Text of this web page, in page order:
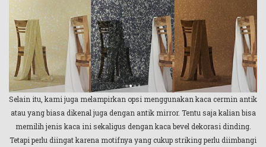
Selain itu, kami juga melampirkan opsi menggunakan kaca cermin antik
atau yang biasa dikenal juga dengan antik mirror. Tentu saja kalian bisa
memilih jenis kaca ini sekaligus dengan kaca bevel dekorasi dinding.
Tetapi perlu diingat karena motifnya yang cukup striking perlu diimbangi